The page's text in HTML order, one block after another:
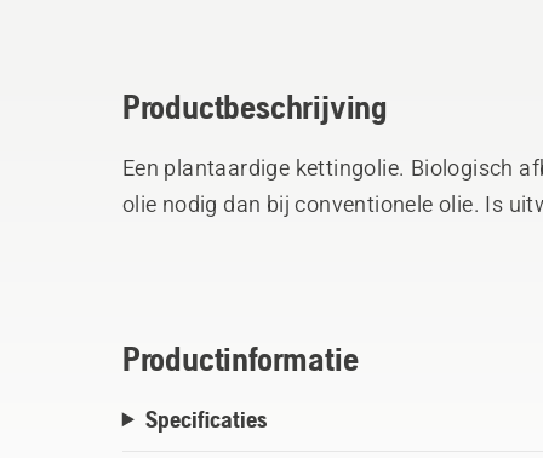
Productbeschrijving
Een plantaardige kettingolie. Biologisch
olie nodig dan bij conventionele olie. Is
Productinformatie
Specificaties